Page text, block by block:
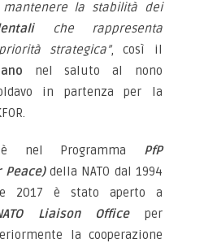
la stabilità dei
che rappresenta
strategica”, così il
nel saluto al nono
in partenza per la
nel Programma PfP
Peace) della NATO dal 1994
2017 è stato aperto a
Liaison Officeper
la cooperazione